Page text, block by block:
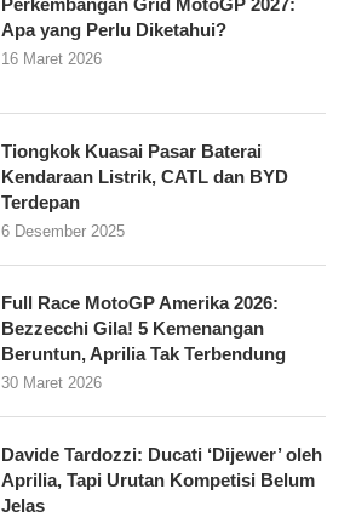
Perkembangan Grid MotoGP 2027:
Apa yang Perlu Diketahui?
16 Maret 2026
Tiongkok Kuasai Pasar Baterai
Kendaraan Listrik, CATL dan BYD
Terdepan
6 Desember 2025
Full Race MotoGP Amerika 2026:
Bezzecchi Gila! 5 Kemenangan
Beruntun, Aprilia Tak Terbendung
30 Maret 2026
Davide Tardozzi: Ducati ‘Dijewer’ oleh
Aprilia, Tapi Urutan Kompetisi Belum
Jelas